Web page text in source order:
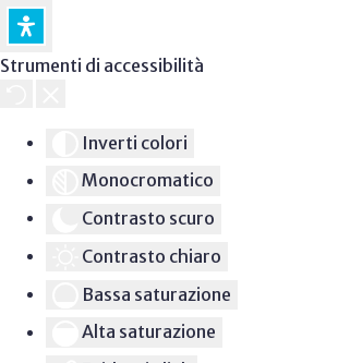
Strumenti di accessibilità
Inverti colori
Monocromatico
Contrasto scuro
Contrasto chiaro
Bassa saturazione
Alta saturazione